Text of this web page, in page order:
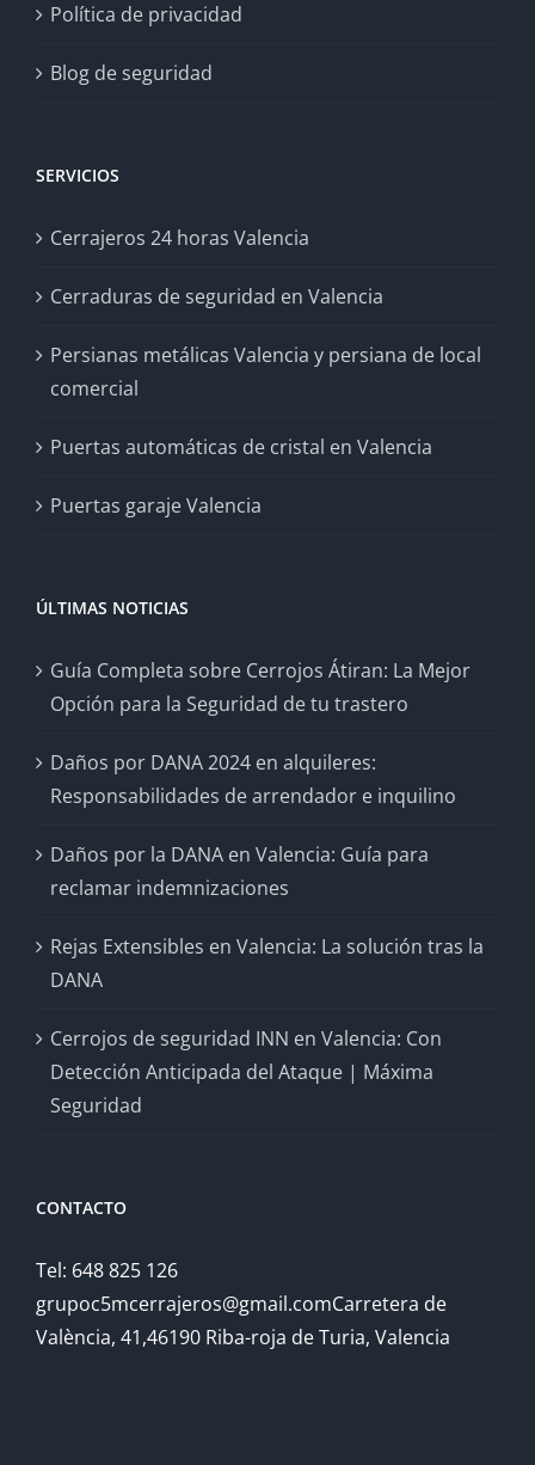
Política de privacidad
Blog de seguridad
SERVICIOS
Cerrajeros 24 horas Valencia
Cerraduras de seguridad en Valencia
Persianas metálicas Valencia y persiana de local
comercial
Puertas automáticas de cristal en Valencia
Puertas garaje Valencia
ÚLTIMAS NOTICIAS
Guía Completa sobre Cerrojos Átiran: La Mejor
Opción para la Seguridad de tu trastero
Daños por DANA 2024 en alquileres:
Responsabilidades de arrendador e inquilino
Daños por la DANA en Valencia: Guía para
reclamar indemnizaciones
Rejas Extensibles en Valencia: La solución tras la
DANA
Cerrojos de seguridad INN en Valencia: Con
Detección Anticipada del Ataque | Máxima
Seguridad
CONTACTO
Tel: 648 825 126
grupoc5mcerrajeros@gmail.comCarretera de
València, 41,46190 Riba-roja de Turia, Valencia